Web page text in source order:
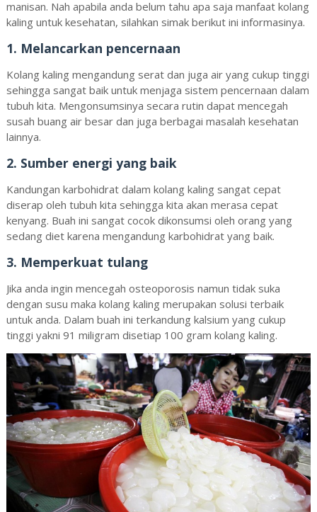
manisan. Nah apabila anda belum tahu apa saja manfaat kolang
kaling untuk kesehatan, silahkan simak berikut ini informasinya.
1. Melancarkan pencernaan
Kolang kaling mengandung serat dan juga air yang cukup tinggi
sehingga sangat baik untuk menjaga sistem pencernaan dalam
tubuh kita. Mengonsumsinya secara rutin dapat mencegah
susah buang air besar dan juga berbagai masalah kesehatan
lainnya.
2. Sumber energi yang baik
Kandungan karbohidrat dalam kolang kaling sangat cepat
diserap oleh tubuh kita sehingga kita akan merasa cepat
kenyang. Buah ini sangat cocok dikonsumsi oleh orang yang
sedang diet karena mengandung karbohidrat yang baik.
3. Memperkuat tulang
Jika anda ingin mencegah osteoporosis namun tidak suka
dengan susu maka kolang kaling merupakan solusi terbaik
untuk anda. Dalam buah ini terkandung kalsium yang cukup
tinggi yakni 91 miligram disetiap 100 gram kolang kaling.